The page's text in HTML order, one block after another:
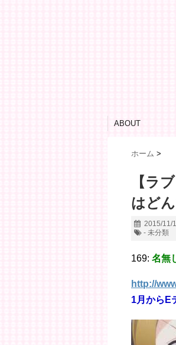
ABOUT
ホーム >
【ラ
はど
2015/11/
- 未分類
169: 名無
http://
1月からE